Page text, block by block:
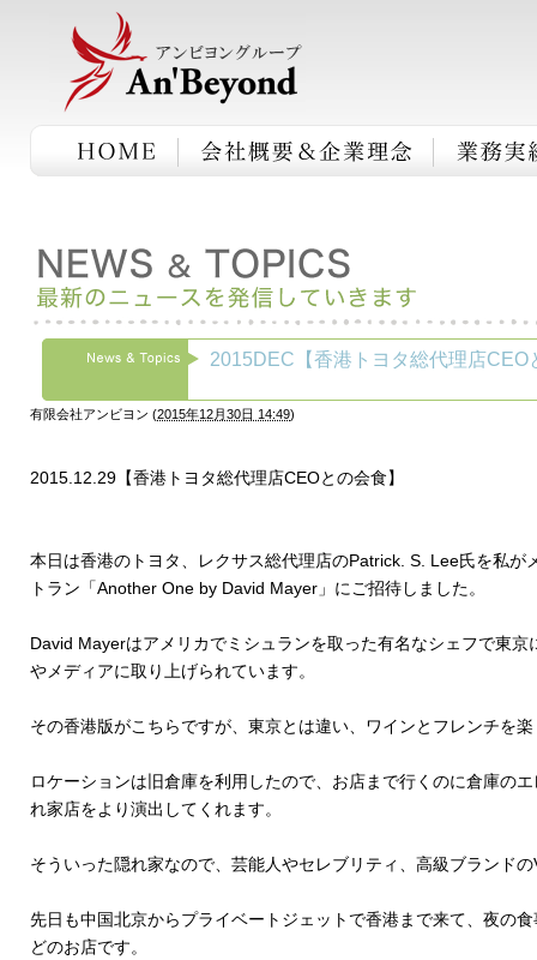
2015DEC【香港トヨタ総代理店CEO
有限会社アンビヨン (2015年12月30日 14:49)
2015.12.29【香港トヨタ総代理店CEOとの会食】
本日は香港のトヨタ、レクサス総代理店のPatrick. S. Lee氏を私が
トラン「Another One by David Mayer」にご招待しました。
David Mayerはアメリカでミシュランを取った有名なシェフで東
やメディアに取り上げられています。
その香港版がこちらですが、東京とは違い、ワインとフレンチを
ロケーションは旧倉庫を利用したので、お店まで行くのに倉庫の
れ家店をより演出してくれます。
そういった隠れ家なので、芸能人やセレブリティ、高級ブランド
先日も中国北京からプライベートジェットで香港まで来て、夜の
どのお店です。